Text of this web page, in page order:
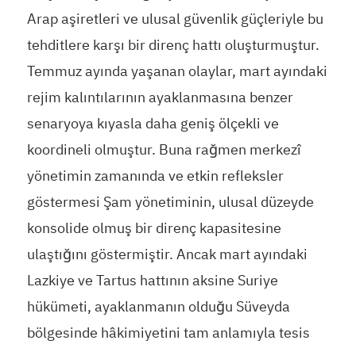
Arap aşiretleri ve ulusal güvenlik güçleriyle bu
tehditlere karşı bir direnç hattı oluşturmuştur.
Temmuz ayında yaşanan olaylar, mart ayındaki
rejim kalıntılarının ayaklanmasına benzer
senaryoya kıyasla daha geniş ölçekli ve
koordineli olmuştur. Buna rağmen merkezî
yönetimin zamanında ve etkin refleksler
göstermesi Şam yönetiminin, ulusal düzeyde
konsolide olmuş bir direnç kapasitesine
ulaştığını göstermiştir. Ancak mart ayındaki
Lazkiye ve Tartus hattının aksine Suriye
hükümeti, ayaklanmanın olduğu Süveyda
bölgesinde hâkimiyetini tam anlamıyla tesis